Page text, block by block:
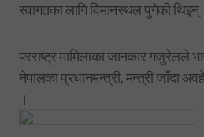
स्वागतका लागि विमानस्थल पुगेकी थिइन्
परराष्ट्र मामिलाका जानकार गजुरेलले
नेपालका प्रधानमन्त्री, मन्त्री जाँदा
।